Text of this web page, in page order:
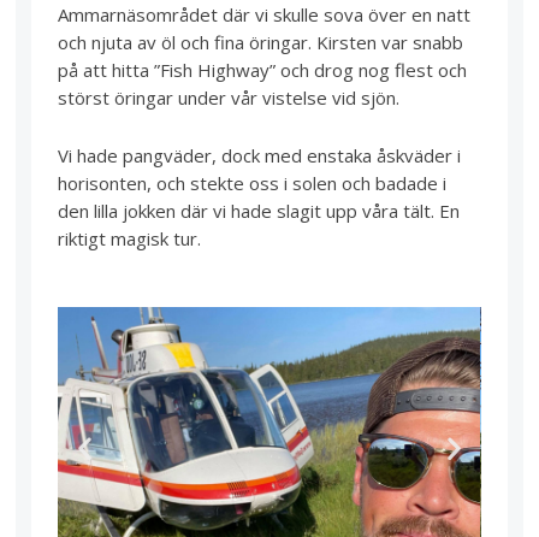
Ammarnäsområdet där vi skulle sova över en natt
och njuta av öl och fina öringar. Kirsten var snabb
på att hitta ”Fish Highway” och drog nog flest och
störst öringar under vår vistelse vid sjön.
Vi hade pangväder, dock med enstaka åskväder i
horisonten, och stekte oss i solen och badade i
den lilla jokken där vi hade slagit upp våra tält. En
riktigt magisk tur.